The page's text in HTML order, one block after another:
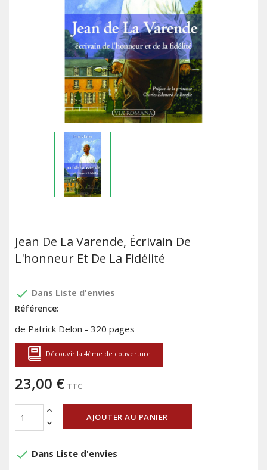
Jean De La Varende, Écrivain De
L'honneur Et De La Fidélité
done Dans Liste d'envies
Référence:
de Patrick Delon - 320 pages
Découvir la 4ème de couverture
23,00 € TTC
AJOUTER AU PANIER
done Dans Liste d'envies